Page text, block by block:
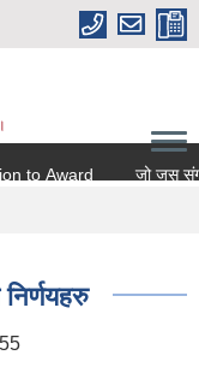
Award जो जस संग